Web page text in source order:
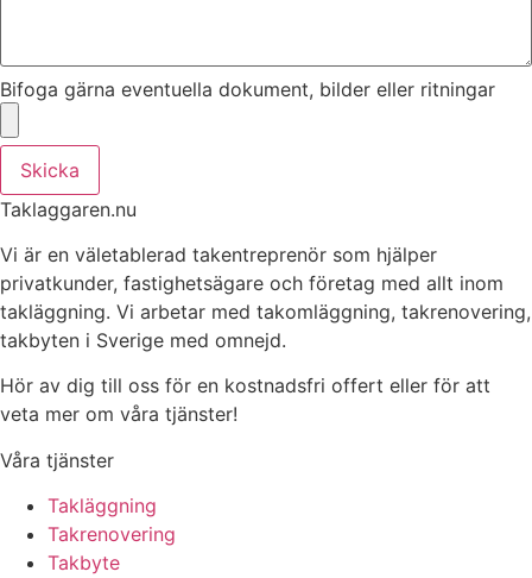
Bifoga gärna eventuella dokument, bilder eller ritningar
Skicka
Taklaggaren.nu
Vi är en väletablerad takentreprenör som hjälper
privatkunder, fastighetsägare och företag med allt inom
takläggning. Vi arbetar med takomläggning, takrenovering,
takbyten i Sverige med omnejd.
Hör av dig till oss för en kostnadsfri offert eller för att
veta mer om våra tjänster!
Våra tjänster
Takläggning
Takrenovering
Takbyte